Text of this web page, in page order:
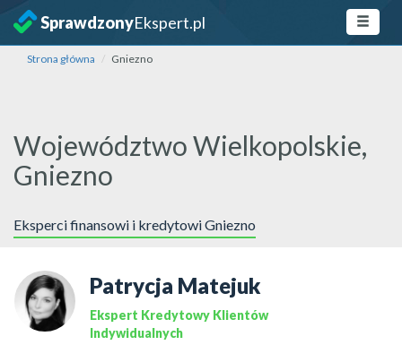
SprawdzonyEkspert.pl
Strona główna Gniezno
Województwo Wielkopolskie,
Gniezno
Eksperci finansowi i kredytowi Gniezno
Patrycja Matejuk
Ekspert Kredytowy Klientów
Indywidualnych